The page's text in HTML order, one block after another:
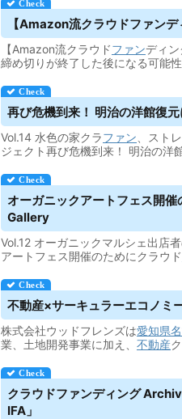
【Amazon流クラウドファンデ
【Amazon流クラウドファンディ
締め切りが終了した後になる可能
再び危機到来！ 明治の洋館復
Vol.14 水色の家クラファン 、スト
ジェクト再び危機到来！ 明治の洋
オーガニックアートフェス開催
Gallery
Vol.12 オーガニックマルシェ出店
アートフェス開催のためにクラウド
不動産×サーキュラーエコノミ
株式会社ウッドフレンズは愛知県
業、土地開発事業に加え、 不動産
クラウドファンディング
IFA」